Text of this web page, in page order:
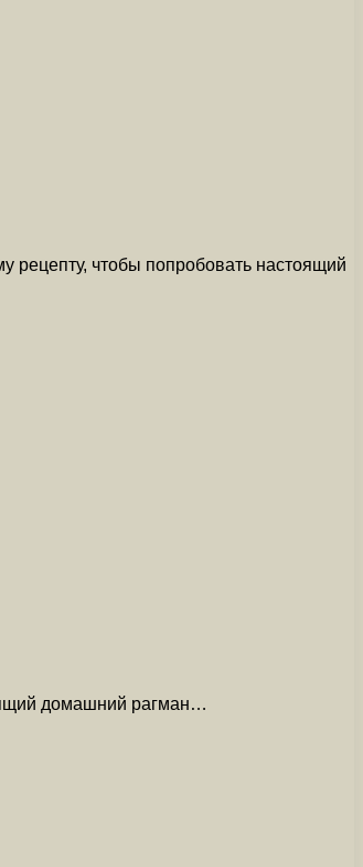
рецепту, чтобы попробовать настоящий
домашний рагман…